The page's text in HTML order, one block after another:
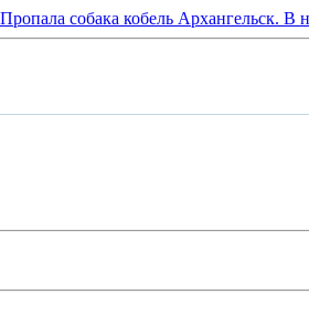
собака кобель Архангельск. В